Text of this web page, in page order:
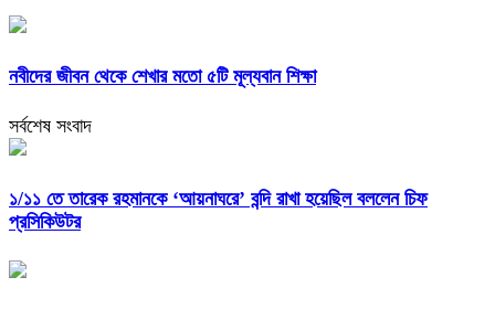
নবীদের জীবন থেকে শেখার মতো ৫টি মূল্যবান শিক্ষা
সর্বশেষ সংবাদ
১/১১ তে তারেক রহমানকে ‘আয়নাঘরে’ বন্দি রাখা হয়েছিল বললেন চিফ
প্রসিকিউটর